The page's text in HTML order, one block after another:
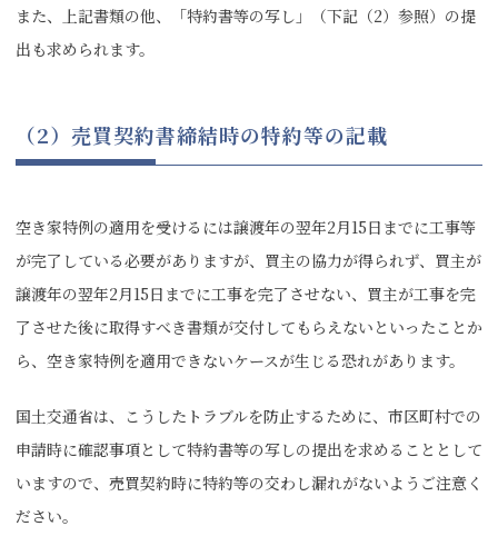
また、上記書類の他、「特約書等の写し」（下記（2）参照）の提
出も求められます。
（2）売買契約書締結時の特約等の記載
空き家特例の適用を受けるには譲渡年の翌年2月15日までに工事等
が完了している必要がありますが、買主の協力が得られず、買主が
譲渡年の翌年2月15日までに工事を完了させない、買主が工事を完
了させた後に取得すべき書類が交付してもらえないといったことか
ら、空き家特例を適用できないケースが生じる恐れがあります。
国土交通省は、こうしたトラブルを防止するために、市区町村での
申請時に確認事項として特約書等の写しの提出を求めることとして
いますので、売買契約時に特約等の交わし漏れがないようご注意く
ださい。